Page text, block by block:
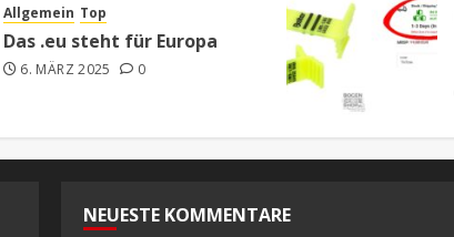
Allgemein Top
Das .eu steht für Europa
6. MÄRZ 2025 0
NEUESTE KOMMENTARE